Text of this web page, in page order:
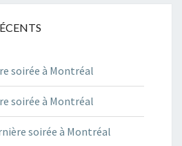
soirée à Montréal
soirée à Montréal
soirée à Montréal